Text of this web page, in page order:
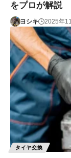
をプロが解説
ヨシキ 2025年
タイヤ交換